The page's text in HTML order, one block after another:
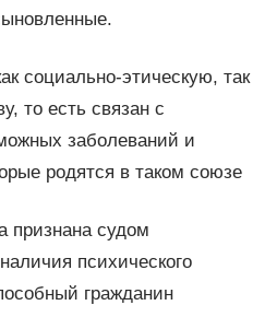
социально-этическую, так
то есть связан с
заболеваний и
родятся в таком союзе
признана судом
психического
гражданин